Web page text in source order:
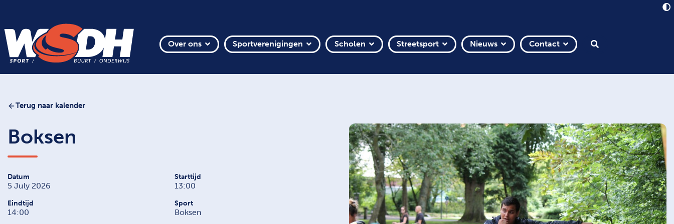
Over ons Sportverenigingen Scholen Streetsport Nieuws Contact
Terug naar kalender
Boksen
Datum
5 July 2026
Starttijd
13:00
Eindtijd
14:00
Sport
Boksen